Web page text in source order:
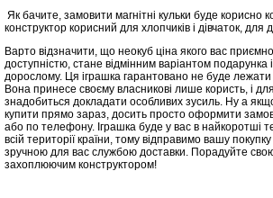
Як бачите, замовити магнітні кульки буде корисно
конструктор корисний для хлопчиків і дівчаток, для
Варто відзначити, що неокуб ціна якого вас
доступністю, стане відмінним варіантом подарунка і
дорослому. Ця іграшка гарантовано не буде лежати
Вона принесе своєму власникові лише користь, і
знадобиться докладати особливих зусиль. Ну а
купити прямо зараз, досить просто оформити
або по телефону. Іграшка буде у вас в найкоротші
всій території країни, тому відправимо вашу
зручною для вас службою доставки. Порадуйте
захоплюючим конструктором!